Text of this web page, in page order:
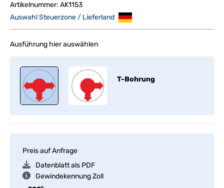
Artikelnummer: AK1153
Auswahl Steuerzone / Lieferland
Ausführung hier auswählen
T-Bohrung
Preis auf Anfrage
Datenblatt als PDF
Gewindekennung Zoll